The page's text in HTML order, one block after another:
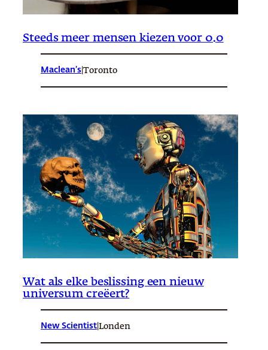
Steeds meer mensen kiezen voor 0.0
Maclean’s Toronto
Wat als elke beslissing een nieuw
universum creëert?
New Scientist Londen